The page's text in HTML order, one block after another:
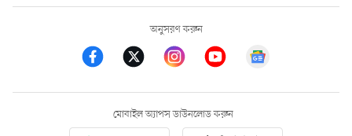
অনুসরণ করুন
মোবাইল অ্যাপস ডাউনলোড করুন